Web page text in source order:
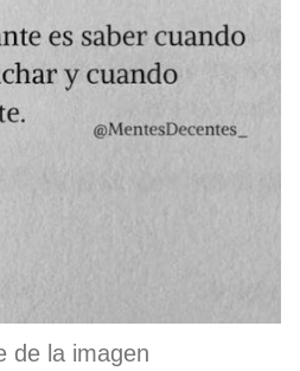
de la imagen